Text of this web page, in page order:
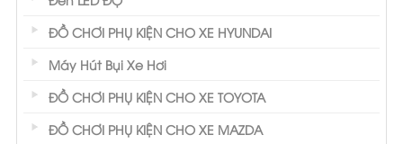
ĐỒ CHƠI PHỤ KIỆN CHO XE HYUNDAI
Máy Hút Bụi Xe Hơi
ĐỒ CHƠI PHỤ KIỆN CHO XE TOYOTA
ĐỒ CHƠI PHỤ KIỆN CHO XE MAZDA